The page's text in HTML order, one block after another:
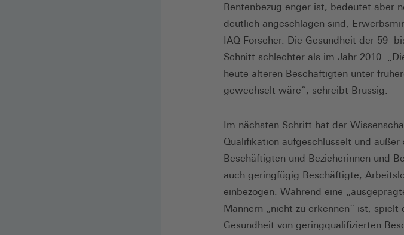
Rentenbezug enger ist, bedeutet aber
deutlich angeschlagen sind,
IAQ-Forscher. Die Gesundheit der 59-
Schnitt schlechter als im Jahr 2010.
heute älteren Beschäftigten unter
gewechselt wäre“, schreibt Brussig.
Im nächsten Schritt hat der
Qualifikation aufgeschlüsselt und
Beschäftigten und Bezieherinnen und
auch geringfügig Beschäftigte,
einbezogen. Während eine
Männern „nicht zu erkennen“ ist,
Gesundheit von geringqualifizierten